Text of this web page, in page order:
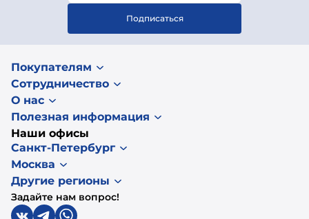
Подписаться
Покупателям
Сотрудничество
О нас
Полезная информация
Наши офисы
Санкт-Петербург
Москва
Другие регионы
Задайте нам вопрос!